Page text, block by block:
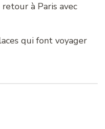
à Paris avec
qui font voyager